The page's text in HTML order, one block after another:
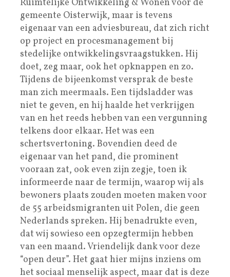
Ruimtelijke Ontwikkeling & Wonen voor de
gemeente Oisterwijk, maar is tevens
eigenaar van een adviesbureau, dat zich richt
op project en procesmanagement bij
stedelijke ontwikkelingsvraagstukken. Hij
doet, zeg maar, ook het opknappen en zo.
Tijdens de bijeenkomst versprak de beste
man zich meermaals. Een tijdsladder was
niet te geven, en hij haalde het verkrijgen
van en het reeds hebben van een vergunning
telkens door elkaar. Het was een
schertsvertoning. Bovendien deed de
eigenaar van het pand, die prominent
vooraan zat, ook even zijn zegje, toen ik
informeerde naar de termijn, waarop wij als
bewoners plaats zouden moeten maken voor
de 55 arbeidsmigranten uit Polen, die geen
Nederlands spreken. Hij benadrukte even,
dat wij sowieso een opzegtermijn hebben
van een maand. Vriendelijk dank voor deze
“open deur”. Het gaat hier mijns inziens om
het sociaal menselijk aspect, maar dat is deze